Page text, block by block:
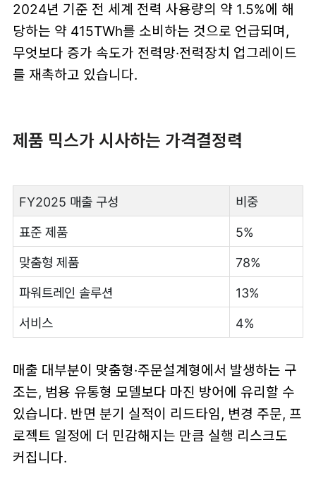
2024년 기준 전 세계 전력 사용량의 약 1.5%에 해
당하는 약 415TWh를 소비하는 것으로 언급되며,
무엇보다 증가 속도가 전력망·전력장치 업그레이드
를 재촉하고 있습니다.
제품 믹스가 시사하는 가격결정력
FY2025 매출 구성 비중
표준 제품 5%
맞춤형 제품 78%
파워트레인 솔루션 13%
서비스 4%
매출 대부분이 맞춤형·주문설계형에서 발생하는 구
조는, 범용 유통형 모델보다 마진 방어에 유리할 수
있습니다. 반면 분기 실적이 리드타임, 변경 주문, 프
로젝트 일정에 더 민감해지는 만큼 실행 리스크도
커집니다.